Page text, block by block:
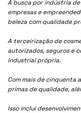
A busca por indústria
empresas e
beleza com qualidade
A terceirização de
autorizados, seguros e
industrial própria.
Com mais de cinquenta
primas de qualidade,
Isso inclui